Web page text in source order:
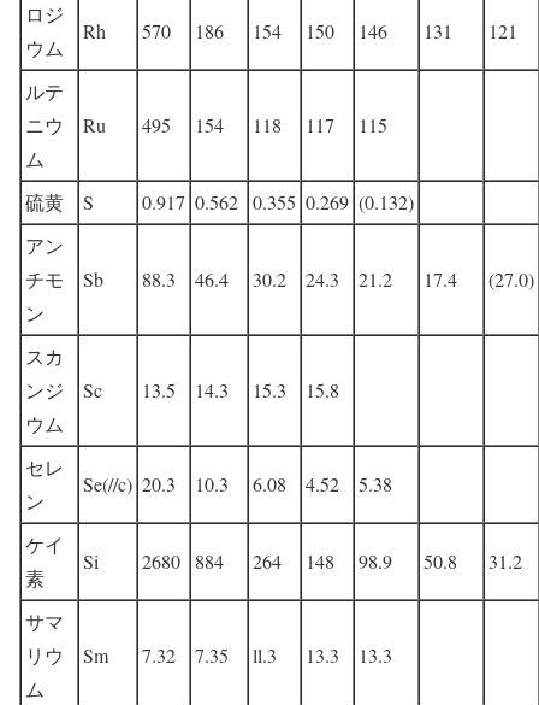
ロジ
ウム
Rh 570 186 154 150 146 131 121
ルテ
ニウ
ム
Ru 495 154 118 117 115
硫黄 S 0.917 0.562 0.355 0.269 (0.132)
アン
チモ
ン
Sb 88.3 46.4 30.2 24.3 21.2 17.4 (27.0)
スカ
ンジ
ウム
Sc 13.5 14.3 15.3 15.8
セレ
ン
Se(//c) 20.3 10.3 6.08 4.52 5.38
ケイ
素
Si 2680 884 264 148 98.9 50.8 31.2
サマ
リウ
ム
Sm 7.32 7.35 ll.3 13.3 13.3